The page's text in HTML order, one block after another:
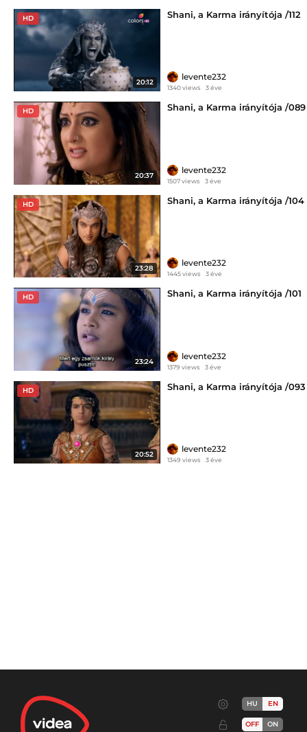
HD
20:12
Shani, a Karma irányítója /112
levente232
1340 views 3 éve
HD
20:37
Shani, a Karma irányítója /089
levente232
1507 views 3 éve
HD
23:28
Shani, a Karma irányítója /104
levente232
1445 views 3 éve
HD
23:24
Shani, a Karma irányítója /101
levente232
1379 views 3 éve
HD
20:52
Shani, a Karma irányítója /093
levente232
1349 views 3 éve
HU EN
OFF ON